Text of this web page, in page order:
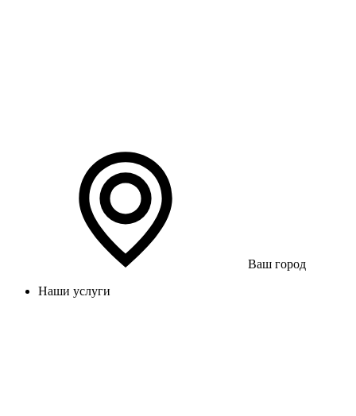
Ваш город
Наши услуги